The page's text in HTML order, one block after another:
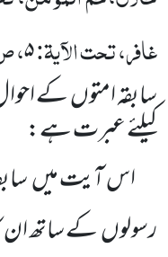
غافر، تحت الآیۃ:۵،
سابقہ امتوںکے
کیلئے عبرت ہے:
اس آیت میں
رسولوںکے ساتھ ان